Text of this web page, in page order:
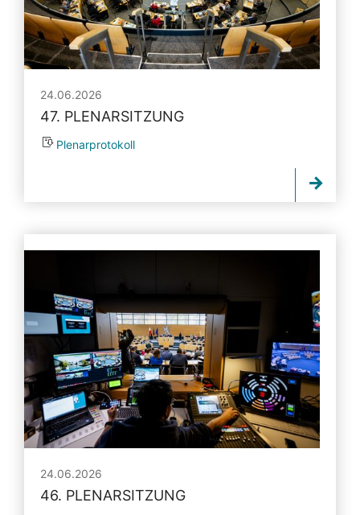
24.06.2026
47. PLENARSITZUNG
Plenarprotokoll
24.06.2026
46. PLENARSITZUNG